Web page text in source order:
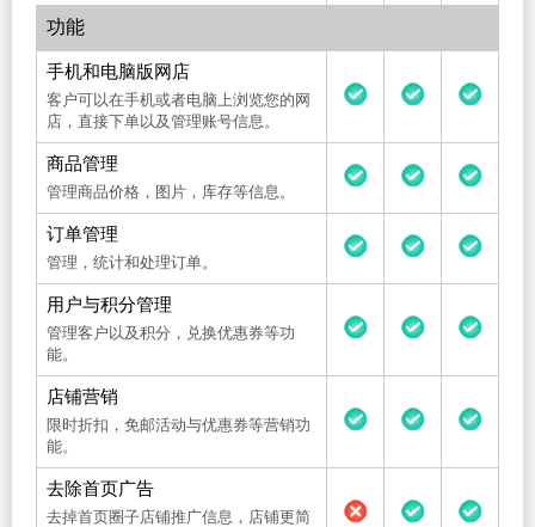
功能
手机和电脑版网店
客户可以在手机或者电脑上浏览您的网
店，直接下单以及管理账号信息。
商品管理
管理商品价格，图片，库存等信息。
订单管理
管理，统计和处理订单。
用户与积分管理
管理客户以及积分，兑换优惠券等功
能。
店铺营销
限时折扣，免邮活动与优惠券等营销功
能。
去除首页广告
去掉首页圈子店铺推广信息，店铺更简